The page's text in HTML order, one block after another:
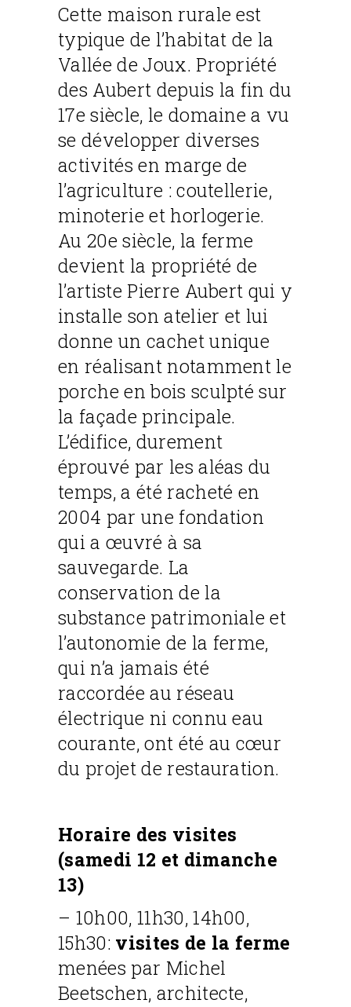
Cette maison rurale est
typique de l’habitat de la
Vallée de Joux. Propriété
des Aubert depuis la fin du
17e siècle, le domaine a vu
se développer diverses
activités en marge de
l’agriculture : coutellerie,
minoterie et horlogerie.
Au 20e siècle, la ferme
devient la propriété de
l’artiste Pierre Aubert qui y
installe son atelier et lui
donne un cachet unique
en réalisant notamment le
porche en bois sculpté sur
la façade principale.
L’édifice, durement
éprouvé par les aléas du
temps, a été racheté en
2004 par une fondation
qui a œuvré à sa
sauvegarde. La
conservation de la
substance patrimoniale et
l’autonomie de la ferme,
qui n’a jamais été
raccordée au réseau
électrique ni connu eau
courante, ont été au cœur
du projet de restauration.
Horaire des visites
(samedi 12 et dimanche
13)
– 10h00, 11h30, 14h00,
15h30: visites de la ferme
menées par Michel
Beetschen, architecte,